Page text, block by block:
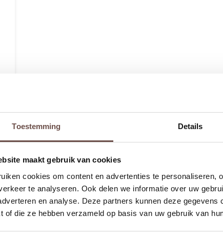
Toestemming Details
maakt gebruik van cookies
cookies om content en advertenties te personaliseren,
te analyseren. Ook delen we informatie over uw
en analyse. Deze partners kunnen deze
of die ze hebben verzameld op basis van uw gebruik van